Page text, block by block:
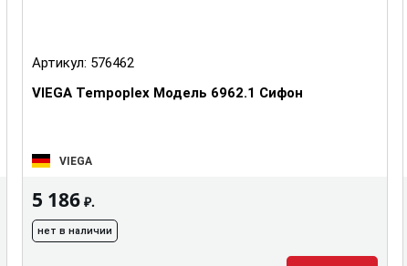
Артикул: 576462
VIEGA Tempoplex Модель 6962.1 Сифон
VIEGA
5 186 ₽.
нет в наличии